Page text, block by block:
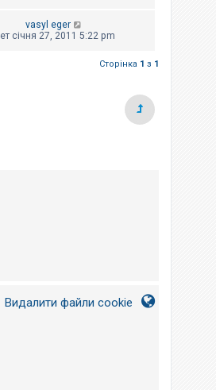
vasyl eger
січня 27, 2011 5:22 pm
Сторінка 1 з 1
Видалити файли cookie